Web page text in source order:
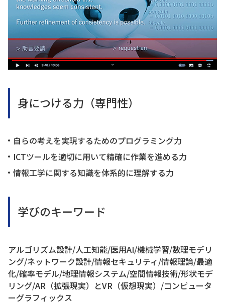
身につける力（専門性）
自らの考えを実現するためのプログラミング力
ICTツールを適切に用いて精確に作業を進める力
情報工学に関する知識を体系的に理解する力
学びのキーワード
アルゴリズム設計/人工知能/医用AI/機械学習/数理モデリ
ング/ネットワーク設計/情報セキュリティ/情報理論/最適
化/確率モデル/地理情報システム/空間情報技術/形状モデ
リング/AR（拡張現実）とVR（仮想現実）/コンピュータ
ーグラフィックス